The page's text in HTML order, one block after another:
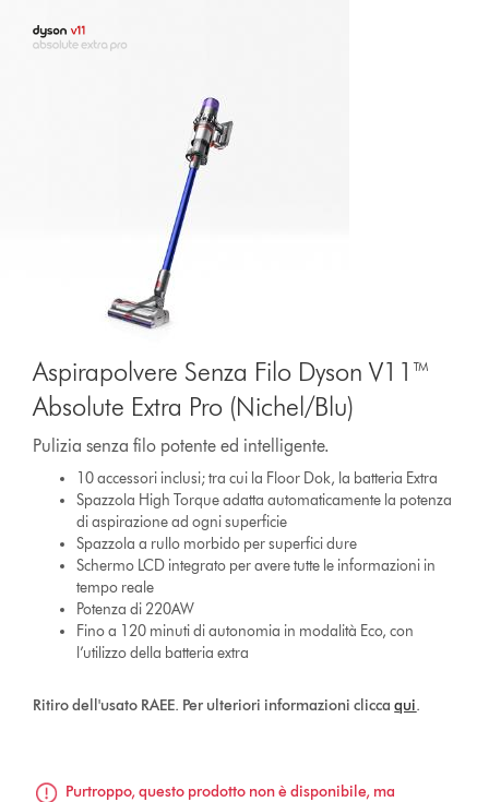
Aspirapolvere Senza Filo Dyson V11™
Absolute Extra Pro (Nichel/Blu)
Pulizia senza filo potente ed intelligente.
10 accessori inclusi; tra cui la Floor Dok, la batteria Extra
Spazzola High Torque adatta automaticamente la potenza
di aspirazione ad ogni superficie
Spazzola a rullo morbido per superfici dure
Schermo LCD integrato per avere tutte le informazioni in
tempo reale
Potenza di 220AW
Fino a 120 minuti di autonomia in modalità Eco, con
l’utilizzo della batteria extra
Ritiro dell'usato RAEE. Per ulteriori informazioni cliccaqui.
Purtroppo, questo prodotto non è disponibile, ma